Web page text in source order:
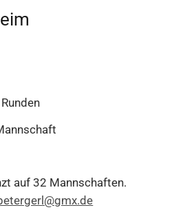
auf 32 Mannschaften.